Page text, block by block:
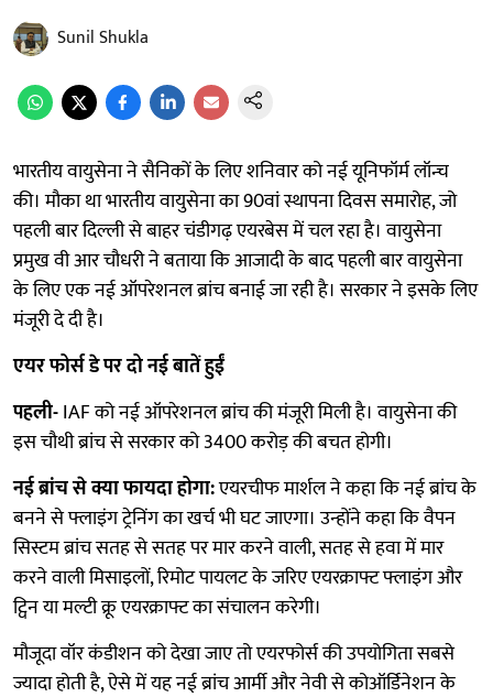
Sunil Shukla
भारतीय वायुसेना ने सैनिकों के लिए शनिवार को नई यूनिफॉर्म लॉन्च
की। मौका था भारतीय वायुसेना का 90वां स्थापना दिवस समारोह, जो
पहली बार दिल्ली से बाहर चंडीगढ़ एयरबेस में चल रहा है। वायुसेना
प्रमुख वी आर चौधरी ने बताया कि आजादी के बाद पहली बार वायुसेना
के लिए एक नई ऑपरेशनल ब्रांच बनाई जा रही है। सरकार ने इसके लिए
मंजूरी दे दी है।
एयर फोर्स डे पर दो नई बातें हुईं
पहली-IAF को नई ऑपरेशनल ब्रांच की मंजूरी मिली है। वायुसेना की
इस चौथी ब्रांच से सरकार को 3400 करोड़ की बचत होगी।
नई ब्रांच से क्या फायदा होगा:एयरचीफ मार्शल ने कहा कि नई ब्रांच के
बनने से फ्लाइंग ट्रेनिंग का खर्च भी घट जाएगा। उन्होंने कहा कि ​​​​​​वैपन
सिस्टम ब्रांच सतह से सतह पर मार करने वाली, सतह से हवा में मार
करने वाली मिसाइलों, रिमोट पायलट के जरिए एयरक्राफ्ट फ्लाइंग और
ट्विन या मल्टी क्रू एयरक्राफ्ट का संचालन करेगी।
मौजूदा वॉर कंडीशन को देखा जाए तो एयरफोर्स की उपयोगिता सबसे
ज्यादा होती है, ऐसे में यह नई ब्रांच आर्मी और नेवी से कोऑर्डिनेशन के